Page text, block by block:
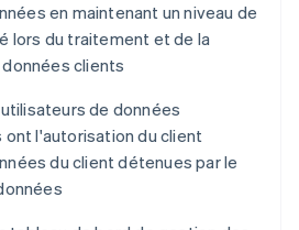
en maintenant un niveau de
lors du traitement et de la
clients
de données
l'autorisation du client
du client détenues par le